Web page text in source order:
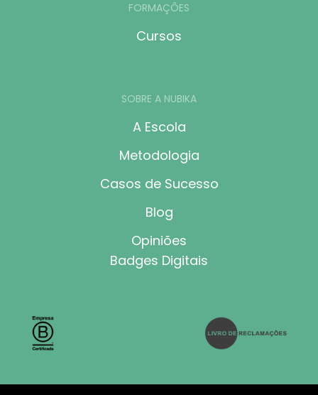
FORMAÇÕES
Cursos
SOBRE A NUBIKA
A Escola
Metodologia
Casos de Sucesso
Blog
Opiniões
Badges Digitais